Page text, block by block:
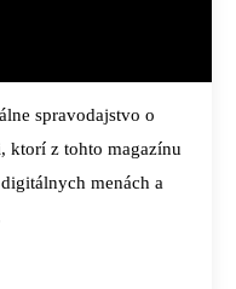
spravodajstvo o
ktorí z tohto magazínu
menách a